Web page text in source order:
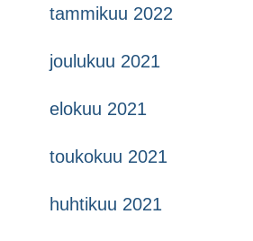
tammikuu 2022
joulukuu 2021
elokuu 2021
toukokuu 2021
huhtikuu 2021